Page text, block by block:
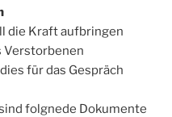
die Kraft aufbringen
Verstorbenen
für das Gespräch
folgnede Dokumente